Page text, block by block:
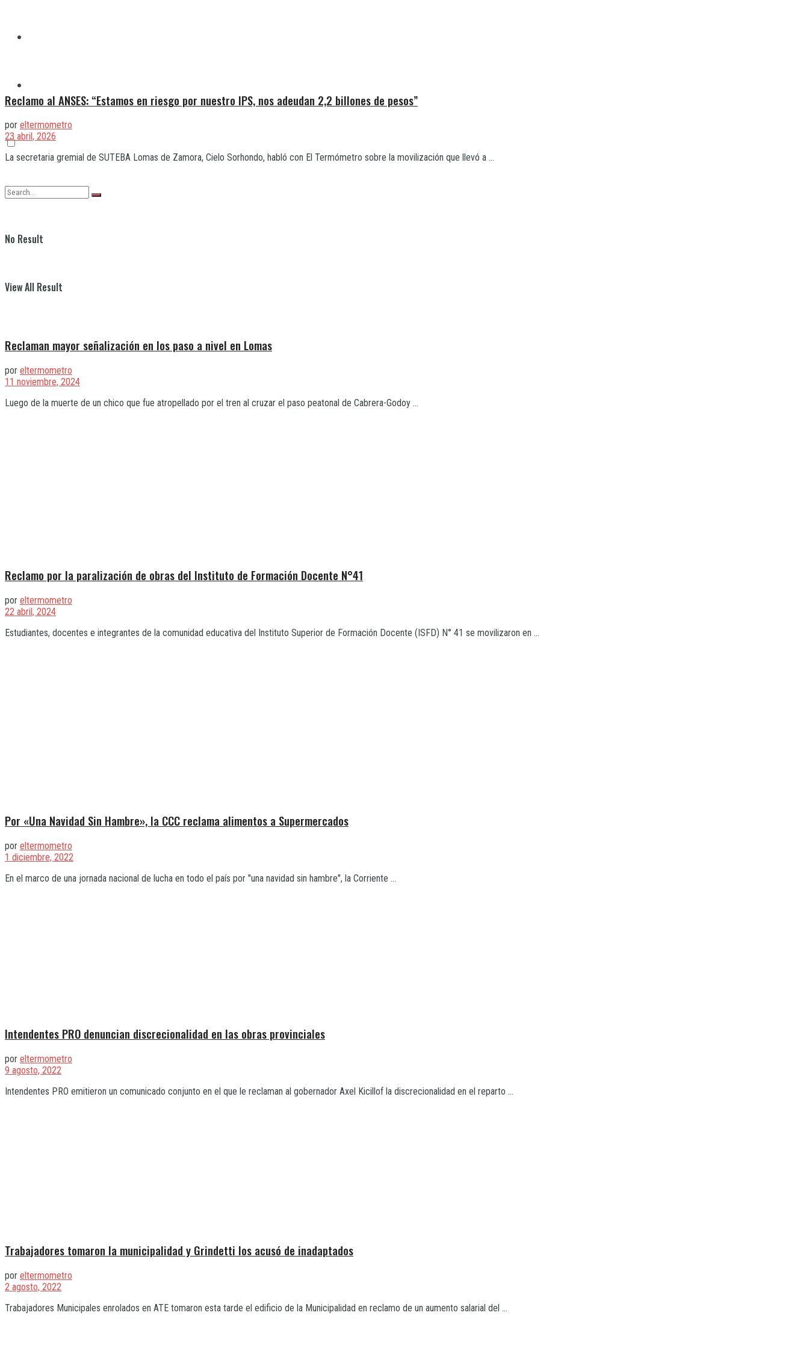
No Result
View All Result
Reclamo al ANSES: “Estamos en riesgo por nuestro IPS, nos adeudan 2,2 billones de pesos”
por eltermometro
23 abril, 2026
La secretaria gremial de SUTEBA Lomas de Zamora, Cielo Sorhondo, habló con El Termómetro sobre la movilización que llevó a ...
Reclaman mayor señalización en los paso a nivel en Lomas
por eltermometro
11 noviembre, 2024
Luego de la muerte de un chico que fue atropellado por el tren al cruzar el paso peatonal de Cabrera-Godoy ...
Reclamo por la paralización de obras del Instituto de Formación Docente N°41
por eltermometro
22 abril, 2024
Estudiantes, docentes e integrantes de la comunidad educativa del Instituto Superior de Formación Docente (ISFD) N° 41 se movilizaron en ...
Por «Una Navidad Sin Hambre», la CCC reclama alimentos a Supermercados
por eltermometro
1 diciembre, 2022
En el marco de una jornada nacional de lucha en todo el país por "una navidad sin hambre", la Corriente ...
Intendentes PRO denuncian discrecionalidad en las obras provinciales
por eltermometro
9 agosto, 2022
Intendentes PRO emitieron un comunicado conjunto en el que le reclaman al gobernador Axel Kicillof la discrecionalidad en el reparto ...
Trabajadores tomaron la municipalidad y Grindetti los acusó de inadaptados
por eltermometro
2 agosto, 2022
Trabajadores Municipales enrolados en ATE tomaron esta tarde el edificio de la Municipalidad en reclamo de un aumento salarial del ...